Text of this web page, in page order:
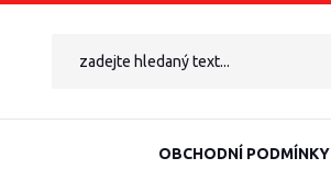
OBCHODNÍ PODMÍNKY